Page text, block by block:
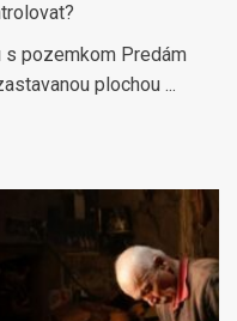
s pozemkom Predám
plochou ...